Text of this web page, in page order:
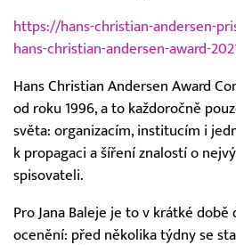
https://hans-christian-andersen-
hans-christian-andersen-award-
Hans Christian Andersen Award
od roku 1996, a to každoročně
světa: organizacím, institucím i
k propagaci a šíření znalostí o
spisovateli.
Pro Jana Baleje je to v krátké době
ocenění: před několika týdny se